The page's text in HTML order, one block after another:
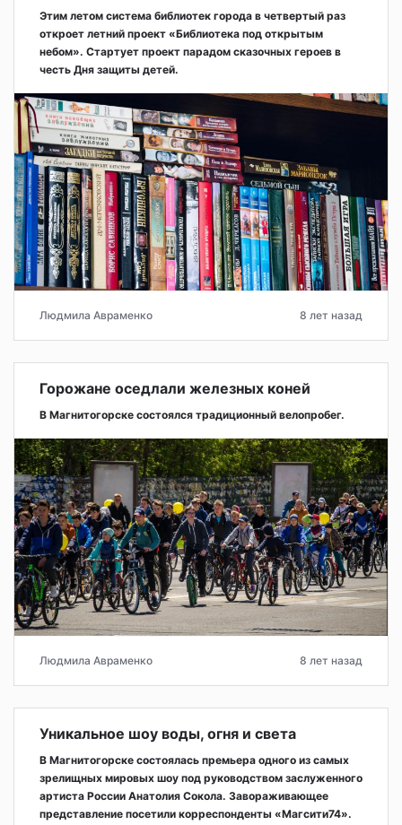
Этим летом система библиотек города в четвертый раз
откроет летний проект «Библиотека под открытым
небом». Стартует проект парадом сказочных героев в
честь Дня защиты детей.
Людмила Авраменко 8 лет назад
Горожане оседлали железных коней
В Магнитогорске состоялся традиционный велопробег.
Людмила Авраменко 8 лет назад
Уникальное шоу воды, огня и света
В Магнитогорске состоялась премьера одного из самых
зрелищных мировых шоу под руководством заслуженного
артиста России Анатолия Сокола. Завораживающее
представление посетили корреспонденты «Магсити74».